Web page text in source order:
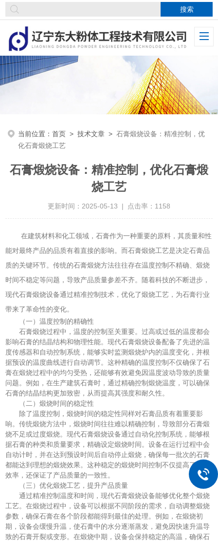
当前位置：首页 >技术文章 >石膏煅烧设备：精准控制，优
化石膏煅烧工艺
石膏煅烧设备：精准控制，优化石膏煅
烧工艺
更新时间：2025-05-13 | 点击率：1158
在建筑材料和化工领域，石膏作为一种重要的原料，其质量和性
能对最终产品的品质有着直接的影响。而石膏煅烧工艺是决定石膏品
质的关键环节。传统的石膏煅烧方法往往存在温度控制不精确、煅烧
时间不稳定等问题，导致产品质量参差不齐。随着科技的不断进步，
现代石膏煅烧设备通过精准控制技术，优化了煅烧工艺，为石膏行业
带来了革命性的变化。
（一）温度控制的精确性
石膏煅烧过程中，温度的控制至关重要。过高或过低的温度都会
影响石膏的结晶结构和物理性能。现代石膏煅烧设备配备了先进的温
度传感器和自动控制系统，能够实时监测煅烧炉内的温度变化，并根
据预设的温度曲线进行自动调节。这种精确的温度控制不仅确保了石
膏在煅烧过程中的均匀受热，还能够有效避免因温度波动导致的质量
问题。例如，在生产建筑石膏时，通过精确控制煅烧温度，可以确保
石膏的结晶结构更加致密，从而提高其强度和耐久性。
（二）煅烧时间的稳定性
除了温度控制，煅烧时间的稳定性同样对石膏品质有着重要影
响。传统煅烧方法中，煅烧时间往往难以精确控制，导致部分石膏煅
烧不足或过度煅烧。现代石膏煅烧设备通过自动化控制系统，能够根
据石膏的种类和质量要求，精确设定煅烧时间。设备在运行过程中会
自动计时，并在达到预设时间后自动停止煅烧，确保每一批次的石膏
都能达到理想的煅烧效果。这种稳定的煅烧时间控制不仅提高了生产
效率，还保证了产品质量的一致性。
（三）优化煅烧工艺，提升产品质量
通过精准控制温度和时间，现代石膏煅烧设备能够优化整个煅烧
工艺。在煅烧过程中，设备可以根据不同阶段的需求，自动调整煅烧
参数，确保石膏在各个阶段都能得到最佳的处理。例如，在煅烧初
期，设备会缓慢升温，使石膏中的水分逐渐蒸发，避免因快速升温导
致的石膏开裂或变形。在煅烧中期，设备会保持稳定的高温，确保石